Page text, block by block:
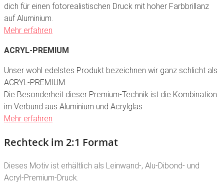
dich für einen fotorealistischen Druck mit hoher Farbbrillanz
auf Aluminium.
Mehr erfahren
ACRYL-PREMIUM
Unser wohl edelstes Produkt bezeichnen wir ganz schlicht als
ACRYL-PREMIUM.
Die Besonderheit dieser Premium-Technik ist die Kombination
im Verbund aus Aluminium und Acrylglas
Mehr erfahren
Rechteck im 2:1 Format
Dieses Motiv ist erhältlich als Leinwand-, Alu-Dibond- und
Acryl-Premium-Druck.